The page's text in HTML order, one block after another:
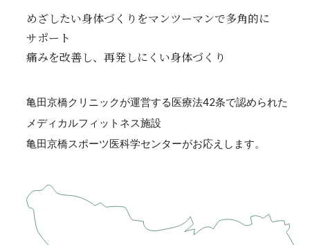
めざしたい身体づくりをマンツーマンで多角的に
サポート
痛みを改善し、再発しにくい身体づくり
亀田京橋クリニックが運営する医療法42条で認められた
メディカルフィットネス施設
亀田京橋スポーツ医科学センターがお応えします。